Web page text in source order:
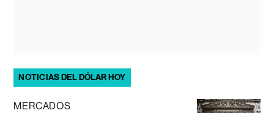
NOTICIAS DEL DÓLAR HOY
MERCADOS